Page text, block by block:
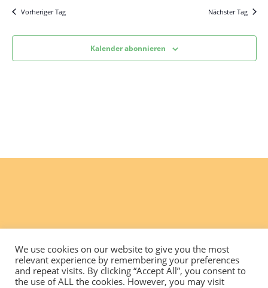
Vorheriger Tag Nächster Tag
Kalender abonnieren
We use cookies on our website to give you the most
relevant experience by remembering your preferences
and repeat visits. By clicking “Accept All”, you consent to
the use of ALL the cookies. However, you may visit